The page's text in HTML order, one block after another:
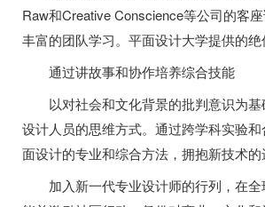
Raw和Creative Conscience等公司的客
丰富的团队学习。平面设计大学提供的绝
通过讲故事和协作培养综合技能
以对社会和文化背景的批判意识为
设计人员的思维方式。通过跨学科实验
面设计的专业和综合方法，拥抱新技术的
加入新一代专业设计师的行列，在